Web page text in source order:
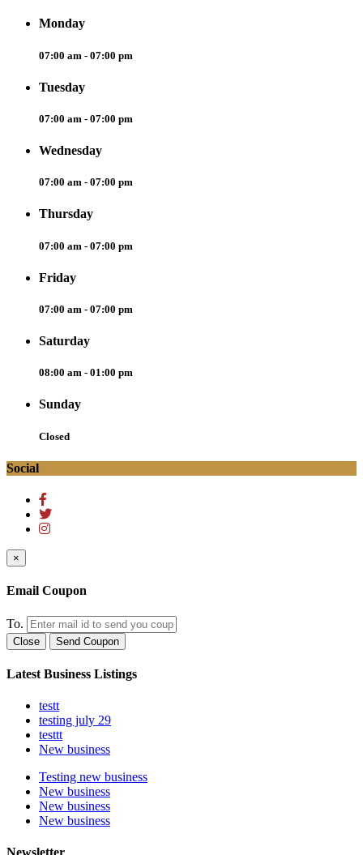
Monday
07:00 am - 07:00 pm
Tuesday
07:00 am - 07:00 pm
Wednesday
07:00 am - 07:00 pm
Thursday
07:00 am - 07:00 pm
Friday
07:00 am - 07:00 pm
Saturday
08:00 am - 01:00 pm
Sunday
Closed
Social
×
Email Coupon
To.
Close Send Coupon
Latest Business Listings
testt
testing july 29
testtt
New business
Testing new business
New business
New business
New business